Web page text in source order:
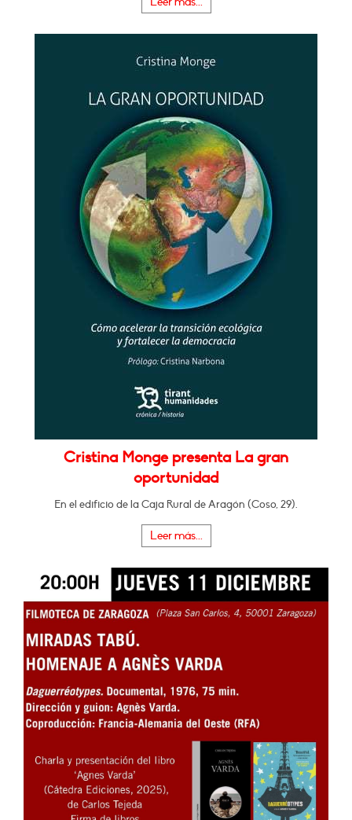
Cristina Monge presenta La gran
oportunidad
En el edificio de la Caja Rural de Aragón (Coso, 29).
Leer más...